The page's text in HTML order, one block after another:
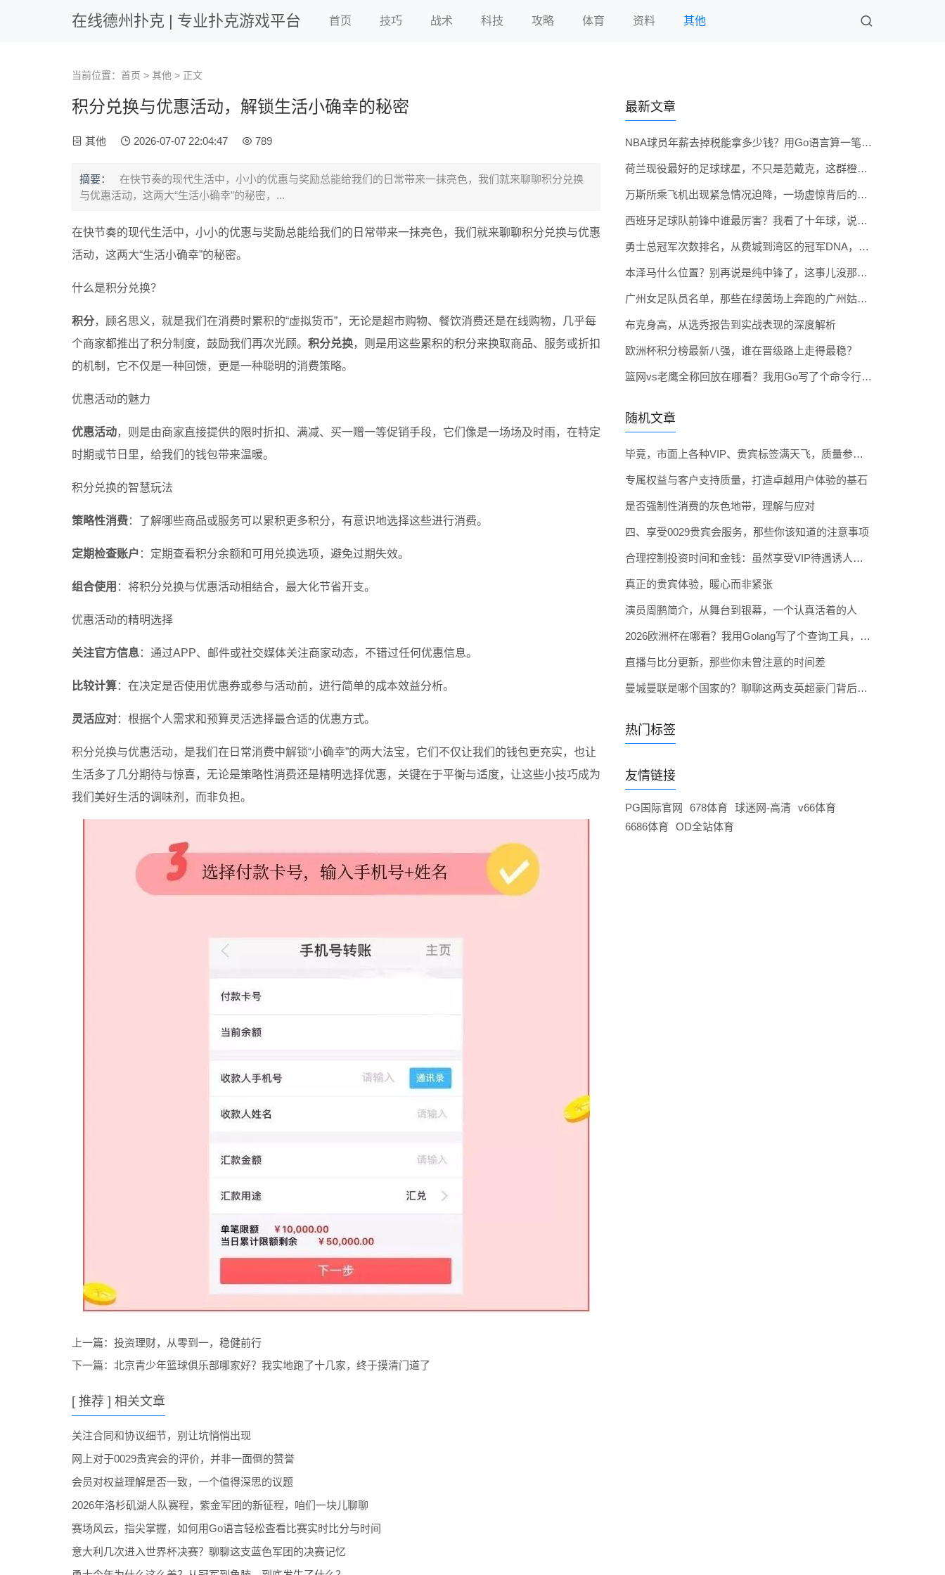
在线德州扑克 | 专业扑克游戏平台 首页 技巧 战术 科技 攻略 体育 资料 其他
当前位置： 首页 > 其他 > 正文
积分兑换与优惠活动，解锁生活小确幸的秘密
其他 2026-07-07 22:04:47 789
摘要：
在快节奏的现代生活中，小小的优惠与奖励总能给我们的日常带来一抹亮色，我们就来聊聊积分兑换
与优惠活动，这两大“生活小确幸”的秘密，...
在快节奏的现代生活中，小小的优惠与奖励总能给我们的日常带来一抹亮色，我们就来聊聊积分兑换与优惠
活动，这两大“生活小确幸”的秘密。
什么是积分兑换？
积分，顾名思义，就是我们在消费时累积的“虚拟货币”，无论是超市购物、餐饮消费还是在线购物，几乎每
个商家都推出了积分制度，鼓励我们再次光顾。 积分兑换，则是用这些累积的积分来换取商品、服务或折扣
的机制，它不仅是一种回馈，更是一种聪明的消费策略。
优惠活动的魅力
优惠活动，则是由商家直接提供的限时折扣、满减、买一赠一等促销手段，它们像是一场场及时雨，在特定
时期或节日里，给我们的钱包带来温暖。
积分兑换的智慧玩法
策略性消费：了解哪些商品或服务可以累积更多积分，有意识地选择这些进行消费。
定期检查账户 ：定期查看积分余额和可用兑换选项，避免过期失效。
组合使用 ：将积分兑换与优惠活动相结合，最大化节省开支。
优惠活动的精明选择
关注官方信息：通过APP、邮件或社交媒体关注商家动态，不错过任何优惠信息。
比较计算：在决定是否使用优惠券或参与活动前，进行简单的成本效益分析。
灵活应对：根据个人需求和预算灵活选择最合适的优惠方式。
积分兑换与优惠活动，是我们在日常消费中解锁“小确幸”的两大法宝，它们不仅让我们的钱包更充实，也让
生活多了几分期待与惊喜，无论是策略性消费还是精明选择优惠，关键在于平衡与适度，让这些小技巧成为
我们美好生活的调味剂，而非负担。
上一篇： 投资理财，从零到一，稳健前行
下一篇： 北京青少年篮球俱乐部哪家好？我实地跑了十几家，终于摸清门道了
[ 推荐 ] 相关文章
关注合同和协议细节，别让坑悄悄出现
网上对于0029贵宾会的评价，并非一面倒的赞誉
会员对权益理解是否一致，一个值得深思的议题
2026年洛杉矶湖人队赛程，紫金军团的新征程，咱们一块儿聊聊
赛场风云，指尖掌握，如何用Go语言轻松查看比赛实时比分与时间
意大利几次进入世界杯决赛？聊聊这支蓝色军团的决赛记忆
最新文章
NBA球员年薪去掉税能拿多少钱？用Go语言算一笔真实账
荷兰现役最好的足球球星，不只是范戴克，这群橙衣军团的顶梁柱你认识几个？
万斯所乘飞机出现紧急情况迫降，一场虚惊背后的航空安全课
西班牙足球队前锋中谁最厉害？我看了十年球，说实话这题真不简单
勇士总冠军次数排名，从费城到湾区的冠军DNA，到底排在第几？
本泽马什么位置？别再说是纯中锋了，这事儿没那么简单
广州女足队员名单，那些在绿茵场上奔跑的广州姑娘们
布克身高，从选秀报告到实战表现的深度解析
欧洲杯积分榜最新八强，谁在晋级路上走得最稳？
篮网vs老鹰全称回放在哪看？我用Go写了个命令行工具帮你找（附手把手教程）
随机文章
毕竟，市面上各种VIP、贵宾标签满天飞，质量参差不齐。对于普通用户来说，识别价值尤为关键。这里整理了几个方法：
专属权益与客户支持质量，打造卓越用户体验的基石
是否强制性消费的灰色地带，理解与应对
四、享受0029贵宾会服务，那些你该知道的注意事项
合理控制投资时间和金钱：虽然享受VIP待遇诱人，但千万不要为此失去理性，盲目消费。
真正的贵宾体验，暖心而非紧张
演员周鹏简介，从舞台到银幕，一个认真活着的人
2026欧洲杯在哪看？我用Golang写了个查询工具，顺便聊聊这事
直播与比分更新，那些你未曾注意的时间差
曼城曼联是哪个国家的？聊聊这两支英超豪门背后的英国足球文化
热门标签
友情链接
PG国际官网 678体育 球迷网-高清
v66体育
6686体育
OD全站体育